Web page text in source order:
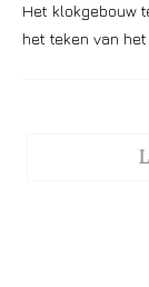
Het klokgebouw
het teken van het